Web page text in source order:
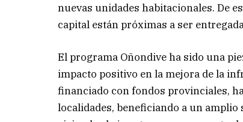
nuevas unidades habitacionales. De
capital están próximas a ser
El programa Oñondive ha sido una
impacto positivo en la mejora de la
financiado con fondos provinciales,
localidades, beneficiando a un amplio